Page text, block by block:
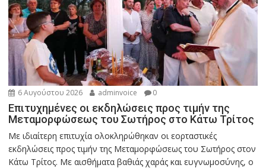
6 Αυγούστου 2026 adminvoice 0
Επιτυχημένες οι εκδηλώσεις προς τιμήν της
Μεταμορφώσεως του Σωτήρος στο Κάτω Τρίτος
Με ιδιαίτερη επιτυχία ολοκληρώθηκαν οι εορταστικές
εκδηλώσεις προς τιμήν της Μεταμορφώσεως του Σωτήρος στον
Κάτω Τρίτος. Με αισθήματα βαθιάς χαράς και ευγνωμοσύνης, ο